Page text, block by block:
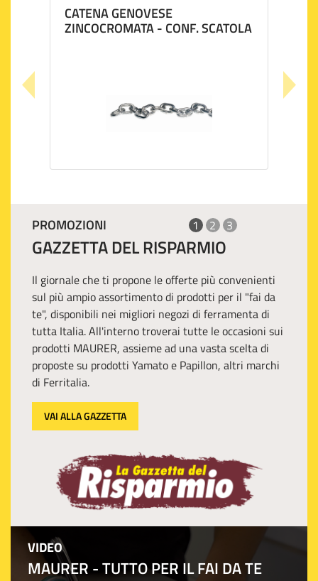
CATENA GENOVESE
ZINCOCROMATA - CONF. SCATOLA
PROMOZIONI 1 2 3
GAZZETTA DEL RISPARMIO
Il giornale che ti propone le offerte più convenienti
sul più ampio assortimento di prodotti per il "fai da
te", disponibili nei migliori negozi di ferramenta di
tutta Italia. All'interno troverai tutte le occasioni sui
prodotti MAURER, assieme ad una vasta scelta di
proposte su prodotti Yamato e Papillon, altri marchi
di Ferritalia.
VAI ALLA GAZZETTA
VIDEO
MAURER - TUTTO PER IL FAI DA TE